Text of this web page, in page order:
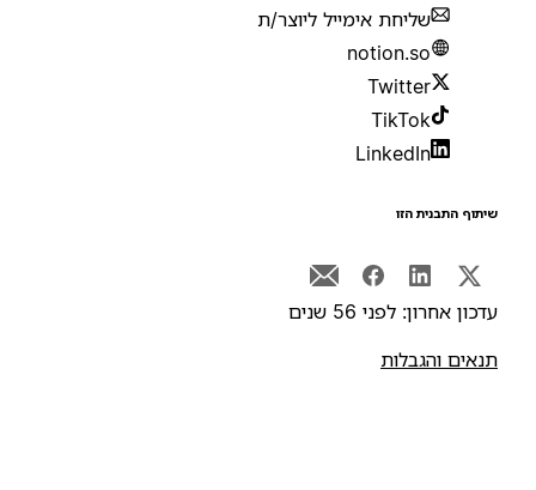
שליחת אימייל ליוצר/ת
notion.so
Twitter
TikTok
LinkedIn
התבנית הזו
אחרון: לפני 56 שנים
והגבלות